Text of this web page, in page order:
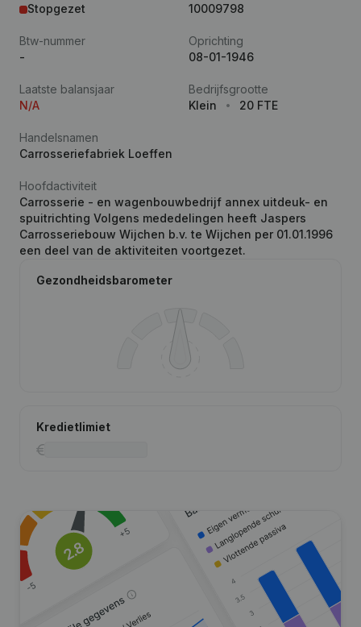
Stopgezet
10009798
Btw-nummer
-
Oprichting
08-01-1946
Laatste balansjaar
N/A
Bedrijfsgrootte
Klein
20 FTE
Handelsnamen
Carrosseriefabriek Loeffen
Hoofdactiviteit
Carrosserie - en wagenbouwbedrijf annex uitdeuk- en
spuitrichting Volgens mededelingen heeft Jaspers
Carrosseriebouw Wijchen b.v. te Wijchen per 01.01.1996
een deel van de aktiviteiten voortgezet.
Gezondheidsbarometer
Kredietlimiet